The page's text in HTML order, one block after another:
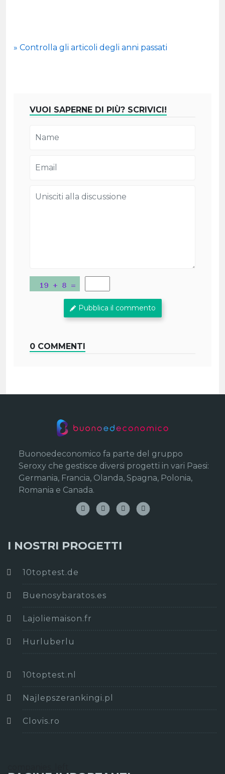
» Controlla gli articoli degli anni passati
VUOI SAPERNE DI PIÙ? SCRIVICI!
Pubblica il commento
0 COMMENTI
Buonoedeconomico fa parte del gruppo
Seroxy che gestisce diversi progetti in vari Paesi:
Germania, Francia, Olanda, Spagna, Polonia,
Romania e Canada.
I NOSTRI PROGETTI
10toptest.de
Buenosybaratos.es
Lajoliemaison.fr
Hurluberlu
10toptest.nl
Najlepszerankingi.pl
Clovis.ro